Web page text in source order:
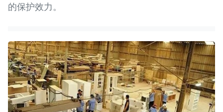
的保护效力。